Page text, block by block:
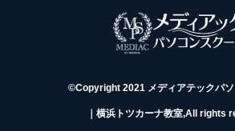
©Copyright 2021 メディアテックパ
｜横浜トツカーナ教室,All rights